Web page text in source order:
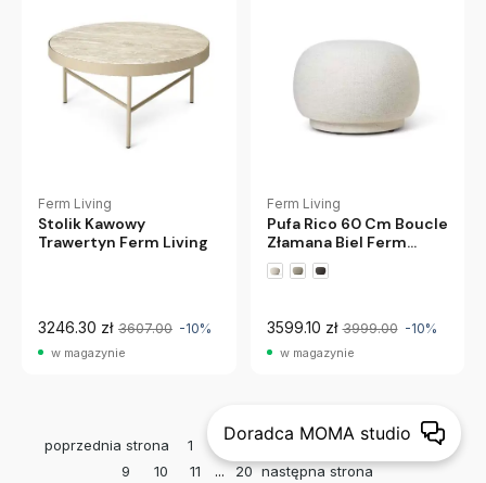
Ferm Living
Stolik Kawowy
Trawertyn Ferm Living
3246.30 zł 3607.00 -10%
w magazynie
Ferm Living
Pufa Rico 60 Cm Boucle
Złamana Biel Ferm
Living
3599.10 zł 3999.00 -10%
w magazynie
poprzednia strona 1 2 3 4 5 6 7
8
9
10 11 ... 20 następna strona
Szukasz inspiracji?
COTYGODNIOWA DAWKA INSPIRACJI I WYJĄTKOWYCH PROMOCJI
W NASZYM NEWSLETTERZE. ODBIERZ KOD 50 ZŁ NA ZAKUPY
z inspiracjami, nowościami i promocjami.(więcej)
Doradca MOMA studio